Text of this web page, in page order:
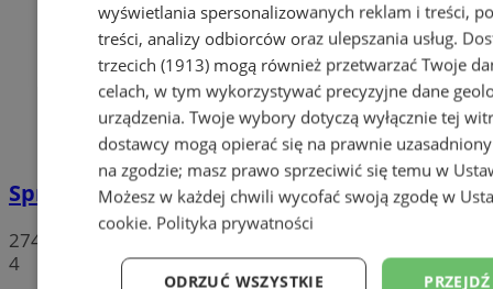
Sprzeciwiają się niedzieli wolnej od handlu
274
4
wyświetlania spersonalizowanych reklam i treści,
treści, analizy odbiorców oraz ulepszania usług.
trzecich (1913)mogą również przetwarzać Twoje
celach, w tym wykorzystywać precyzyjne dane
urządzenia. Twoje wybory dotyczą wyłącznie tej
dostawcy mogą opierać się na prawnie
na zgodzie; masz prawo sprzeciwić się temu w
Możesz w każdej chwili wycofać swoją zgodę w
cookie. Polityka prywatności
ODRZUĆ WSZYSTKIE